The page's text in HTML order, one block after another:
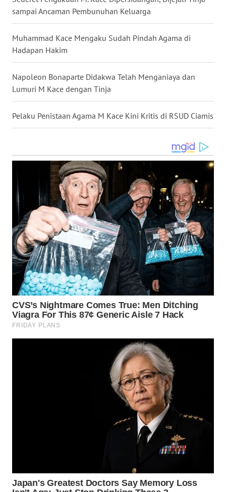
sampai Ancaman Pembunuhan Keluarga
Muhammad Kace Mengaku Sudah Pindah Agama di
Hadapan Hakim
Napoleon Bonaparte Didakwa Telah Menganiaya dan
Lumuri M Kace dengan Tinja
Pelaku Penistaan Agama M Kace Kini Kritis di RSUD Ciamis
WN
WN
KALTENG
WN
KALTARA
WN
KALSEL
WN
MALUKU